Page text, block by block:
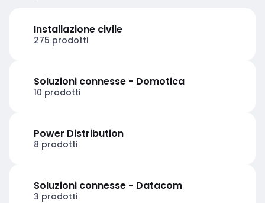
Installazione civile
275 prodotti
Soluzioni connesse - Domotica
10 prodotti
Power Distribution
8 prodotti
Soluzioni connesse - Datacom
3 prodotti